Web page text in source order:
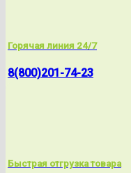
Горячая линия 24/7
8(800)201-74-23
Быстрая отгрузка товара